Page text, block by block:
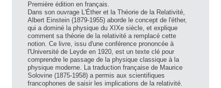
Première édition en français.
Dans son ouvrage L'Éther et la Théorie de la Relativité,
Albert Einstein (1879-1955) aborde le concept de l'éther,
qui a dominé la physique du XIXe siècle, et explique
comment sa théorie de la relativité a remplacé cette
notion. Ce livre, issu d'une conférence prononcée à
l'Université de Leyde en 1920, est un texte clé pour
comprendre le passage de la physique classique à la
physique moderne. La traduction française de Maurice
Solovine (1875-1958) a permis aux scientifiques
francophones de saisir les implications de la relativité.